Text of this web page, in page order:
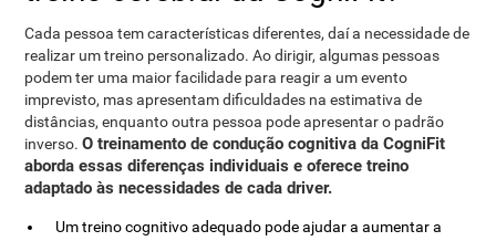
Cada pessoa tem características diferentes, daí a necessidade de
realizar um treino personalizado. Ao dirigir, algumas pessoas
podem ter uma maior facilidade para reagir a um evento
imprevisto, mas apresentam dificuldades na estimativa de
distâncias, enquanto outra pessoa pode apresentar o padrão
inverso.O treinamento de condução cognitiva da CogniFit
aborda essas diferenças individuais e oferece treino
adaptado às necessidades de cada driver.
Um treino cognitivo adequado pode ajudar a aumentar a